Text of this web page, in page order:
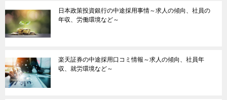
日本政策投資銀行の中途採用事情～求人の傾向、社員の
年収、労働環境など～
楽天証券の中途採用口コミ情報～求人の傾向、社員年
収、就労環境など～